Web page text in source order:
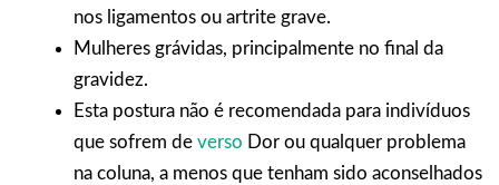
nos ligamentos ou artrite grave.
Mulheres grávidas, principalmente no final da
gravidez.
Esta postura não é recomendada para indivíduos
que sofrem de verso Dor ou qualquer problema
na coluna, a menos que tenham sido aconselhados